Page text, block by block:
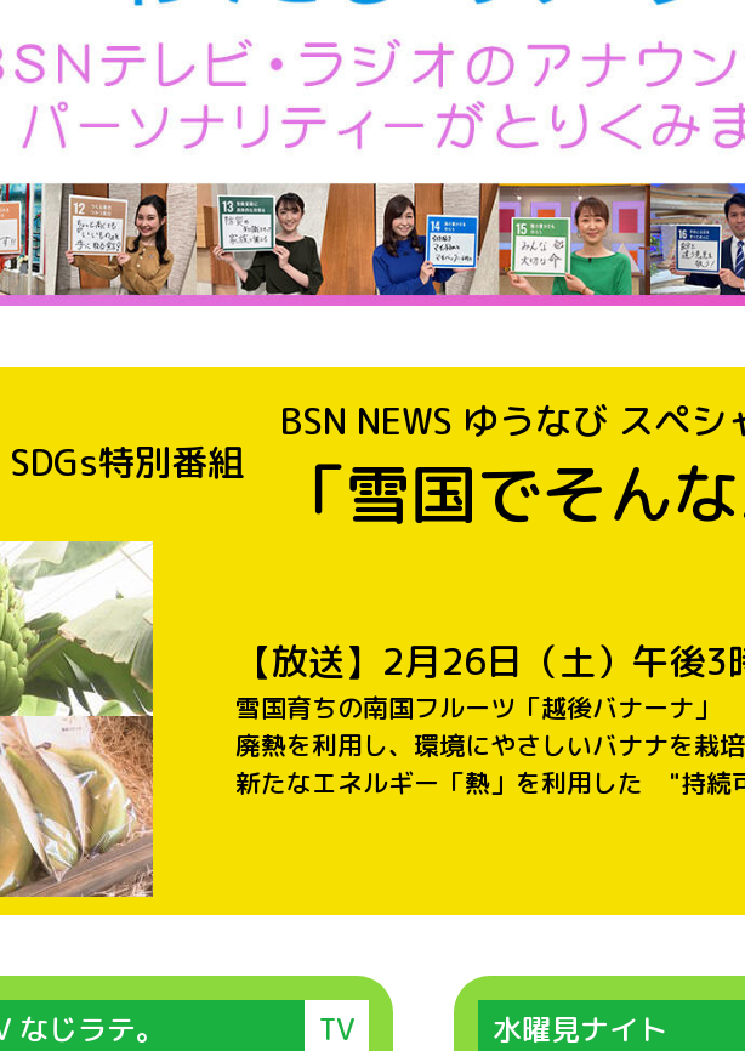
特別番組
BSN NEWS ゆうなび スペシ
「雪国でそん
【放送】 2月26日（土）午後3
雪国育ちの南国フルーツ「越後バナーナ」
廃熱を利用し、環境にやさしいバナナを栽
新たなエネルギー「熱」を利用した "持続
じラテ。 TV 水曜見ナイト